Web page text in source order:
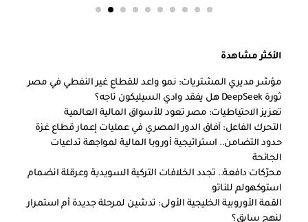
الأكثر مشاهدة
مؤشر مديري المشتريات: نمو واعد للقطاع غير النفطي في مصر
ثورة DeepSeek هل يفقد وادي السيليكون تاجه؟
تعزيز الاحتياطيات: مصر تعود للأسواق المالية العالمية
التحرك الفاعل: آفاق الدور المصري في عمليات إعمار قطاع غزة
حدود التضامن.. استراتيجية أوروبا المالية لمواجهة تداعيات
الجائحة
محرّكات دافعة.. تجدد الخلافات التركية السويدية وعرقلة انضمام
استوكهولم للناتو
القمة الأوروبية الخليجية الأولى: تدشين لمرحلة جديدة أم استمرار
لنهج سابق؟